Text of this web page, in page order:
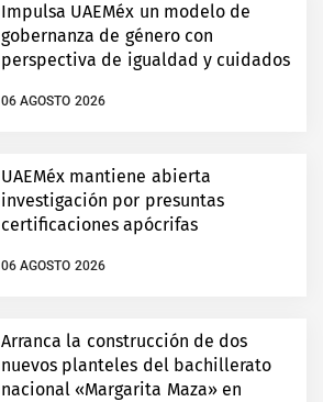
Impulsa UAEMéx un modelo de
gobernanza de género con
perspectiva de igualdad y cuidados
06 AGOSTO 2026
UAEMéx mantiene abierta
investigación por presuntas
certificaciones apócrifas
06 AGOSTO 2026
Arranca la construcción de dos
nuevos planteles del bachillerato
nacional «Margarita Maza» en